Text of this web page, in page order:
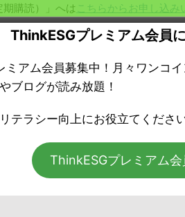
期購読）」へは こちらからお申し込み
員の方はログインしてくだ
ThinkESGプレミアム会員
ミアム会員募集中！月々ワンコ
ブログが読み放題！
テラシー向上にお役立てください
ThinkESGプレミアム会